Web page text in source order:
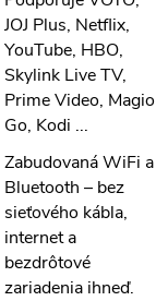
JOJ Plus, Netflix,
YouTube, HBO,
Skylink Live TV,
Prime Video, Magio
Go, Kodi ...
Zabudovaná WiFi a
Bluetooth – bez
sieťového kábla,
internet a
bezdrôtové
zariadenia ihneď.